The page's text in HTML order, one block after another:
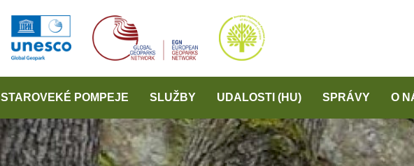
STAROVEKÉ POMPEJE SLUŽBY UDALOSTI (HU) SPRÁVY O